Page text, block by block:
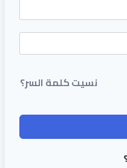
نسيت كلمة السر؟